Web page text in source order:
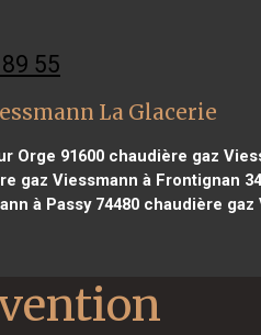
55
La Glacerie
Orge 91600 chaudière gaz
gaz Viessmann à Frontignan
à Passy 74480chaudière gaz